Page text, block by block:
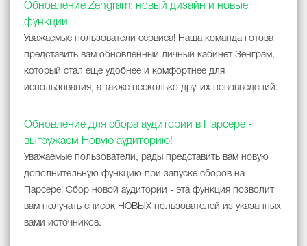
Обновление Zengram: новый дизайн и новые
функции
Уважаемые пользователи сервиса! Наша команда готова
представить вам обновленный личный кабинет Зенграм,
который стал еще удобнее и комфортнее для
использования, а также несколько других нововведений.
Обновление для сбора аудитории в Парсере -
выгружаем Новую аудиторию!
Уважаемые пользователи, рады представить вам новую
дополнительную функцию при запуске сборов на
Парсере! Сбор новой аудитории - эта функция позволит
вам получать список НОВЫХ пользователей из указанных
вами источников.